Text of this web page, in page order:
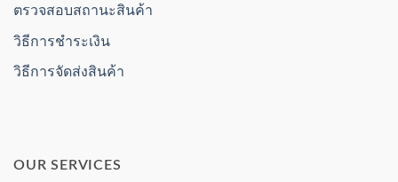
ตรวจสอบสถานะสินค้า
วิธีการชำระเงิน
วิธีการจัดส่งสินค้า
OUR SERVICES